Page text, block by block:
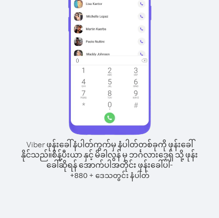
Viber ဖုန်းခေါ်နံပါတ်ကွက်မှ နံပါတ်တစ်ခုကို ဖုန်းခေါ်
နိုင်သည်။စိန့်ပီးယာ နှင့် မိခါလွန် မှ ဘင်္ဂလားဒေ့ရှ် သို့ ဖုန်း
ခေါ်ဆိုရန် အောက်ပါအတိုင်း ဖုန်းခေါ်ပါ-
+880+ ဒေသတွင်း နံပါတ်